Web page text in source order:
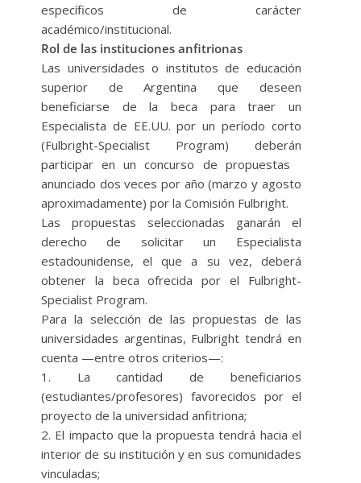
específicos de carácter
académico/institucional.
Rol de las instituciones anfitrionas
Las universidades o institutos de educación
superior de Argentina que deseen
beneficiarse de la beca para traer un
Especialista de EE.UU. por un período corto
(Fulbright-Specialist Program) deberán
participar en un concurso de propuestas
anunciado dos veces por año (marzo y agosto
aproximadamente) por la Comisión Fulbright.
Las propuestas seleccionadas ganarán el
derecho de solicitar un Especialista
estadounidense, el que a su vez, deberá
obtener la beca ofrecida por el Fulbright-
Specialist Program.
Para la selección de las propuestas de las
universidades argentinas, Fulbright tendrá en
cuenta —entre otros criterios—:
1. La cantidad de beneficiarios
(estudiantes/profesores) favorecidos por el
proyecto de la universidad anfitriona;
2. El impacto que la propuesta tendrá hacia el
interior de su institución y en sus comunidades
vinculadas;